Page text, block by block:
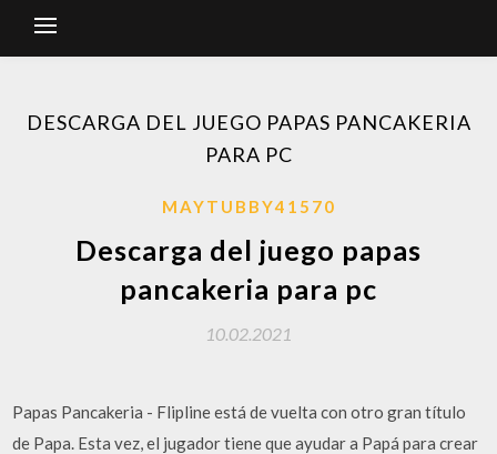
DESCARGA DEL JUEGO PAPAS PANCAKERIA
PARA PC
MAYTUBBY41570
Descarga del juego papas
pancakeria para pc
10.02.2021
Papas Pancakeria - Flipline está de vuelta con otro gran título
de Papa. Esta vez, el jugador tiene que ayudar a Papá para crear